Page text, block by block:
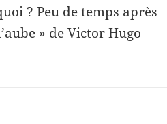
? Peu de temps après
» de Victor Hugo